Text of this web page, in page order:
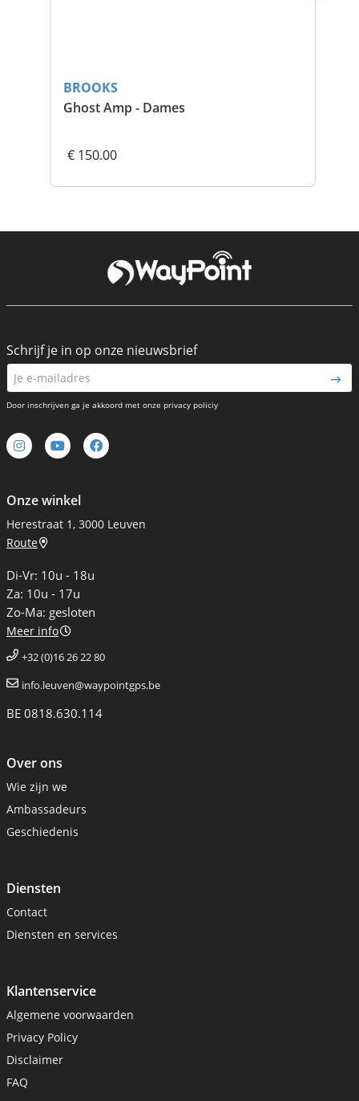
BROOKS
Ghost Amp - Dames
€ 150.00
Onze winkel
Herestraat 1, 3000 Leuven
Route
Di-Vr: 10u - 18u
Za: 10u - 17u
Zo-Ma: gesloten
Meer info
+32 (0)16 26 22 80
info.leuven@waypointgps.be
BE 0818.630.114
Over ons
Wie zijn we
Ambassadeurs
Geschiedenis
Diensten
Contact
Diensten en services
Klantenservice
Algemene voorwaarden
Privacy Policy
Disclaimer
FAQ
Schrijf je in op onze nieuwsbrief
Door inschrijven ga je akkoord met onze privacy policiy